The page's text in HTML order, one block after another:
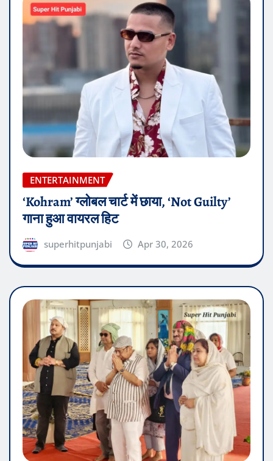
ENTERTAINMENT
‘Kohram’ ग्लोबल चार्ट में छाया, ‘Not Guilty’
गाना हुआ वायरल हिट
superhitpunjabi Apr 30, 2026